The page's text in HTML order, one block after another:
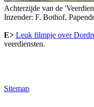
Achterzijde van de
Inzender: F. Bothof,
E> Leuk filmpje over
veerdiensten.
Sitemap